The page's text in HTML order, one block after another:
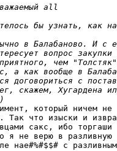
который ничем не
Так что изыски и
сакс, ибо торгаши
я не верю в разливную
нае#%#$$# с